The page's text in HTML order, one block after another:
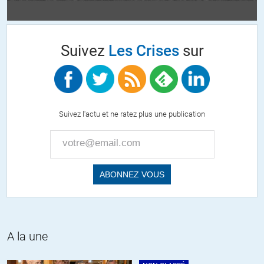
qui est maintenant le compétiteur mondial, leader dans presque
nombreuse, efficace et éduquée, à la faveur d’un système fondé sur
l’incitation, a accumulé des réserves financières et des capitaux qui
en font en réalité le maître du monde. La Chine donne l’exemple et
la preuve que ce sont les hommes qui produisent les richesses et
capitaux bancaires, les subventions, bref, les capitaux non gagnés.
Le capital gagné dans le cadre de l’association entre l’activité
humaine, l’épargne, le goût du risque, l’innovation, est efficace. Le
Deuxième point, François Hollande reconnaît qu’il faut améliorer la
baisser les pouvoirs d’achat, baisser les salaires, baisser les
heureusement, la compétitivité n’est pas cela. Là aussi, François
Suivez Les Crisessur
Suivez l'actu et ne ratez plus une publication
A la une